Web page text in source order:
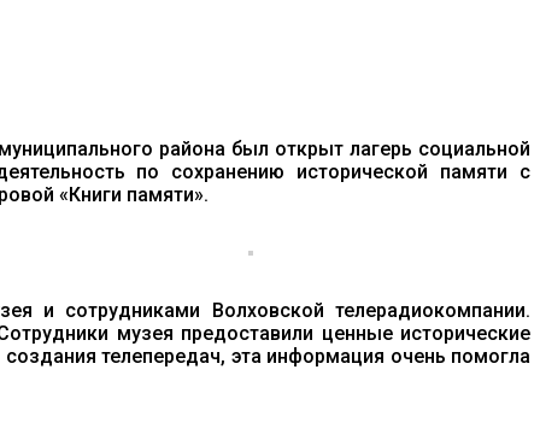
района был открыт лагерь социальной
по сохранению исторической памяти с
«Книги памяти».
и сотрудниками Волховской телерадиокомпании.
музея предоставили ценные исторические
телепередач, эта информация очень помогла